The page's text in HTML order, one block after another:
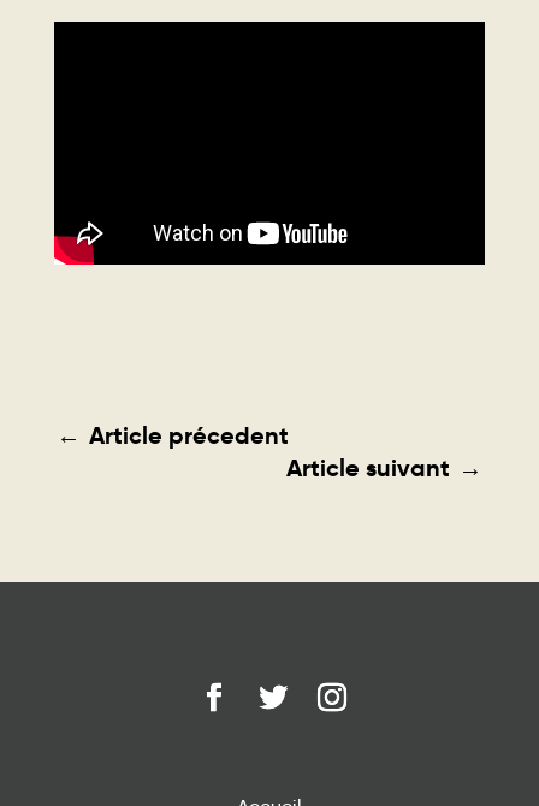
← Article précedent
Article suivant →